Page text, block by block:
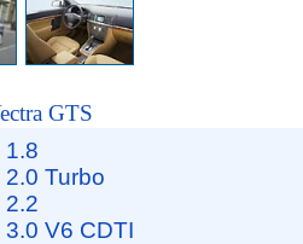
GTS
1.8
Turbo
2.2
V6 CDTI